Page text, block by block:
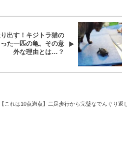
出す！キジトラ猫の
た一匹の亀。その意
外な理由とは…？
【これは10点満点】二足歩行から完璧なでんぐり